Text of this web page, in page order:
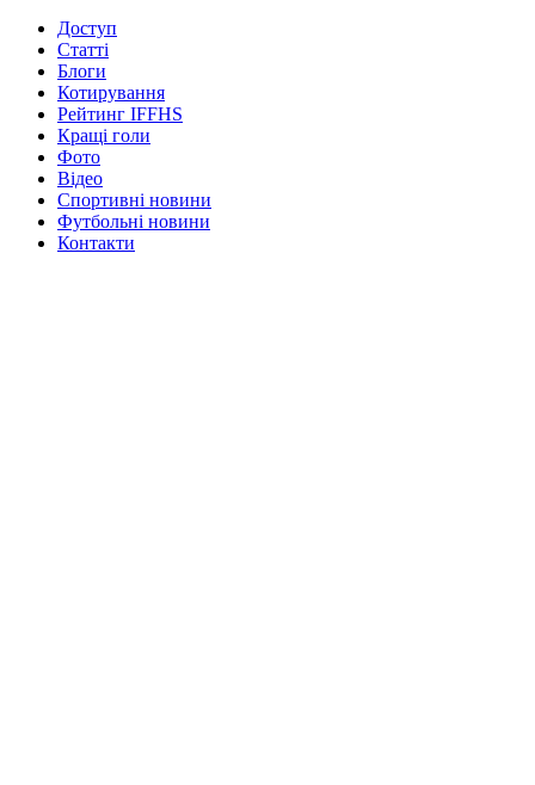
Доступ
Статті
Блоги
Котирування
Рейтинг IFFHS
Кращі голи
Фото
Відео
Спортивні новини
Футбольні новини
Контакти